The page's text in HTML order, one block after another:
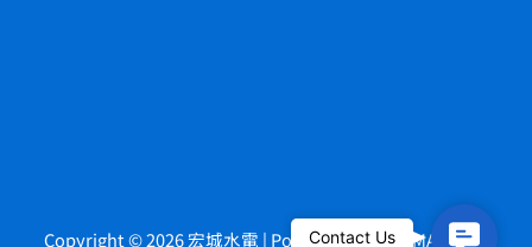
Copyright © 2026 宏城水電 | Powered by HOWMAI TechContact
Contact Us